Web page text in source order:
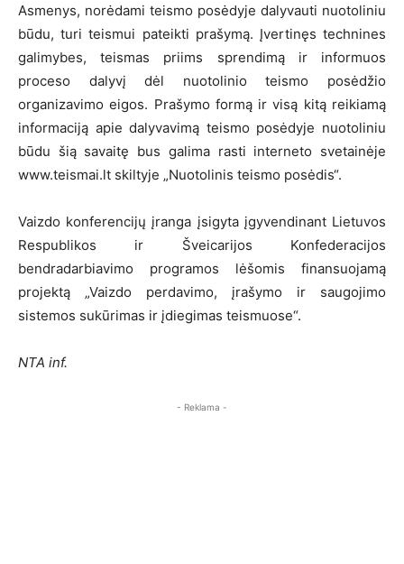
Asmenys, norėdami teismo posėdyje dalyvauti nuotoliniu
būdu, turi teismui pateikti prašymą. Įvertinęs technines
galimybes, teismas priims sprendimą ir informuos
proceso dalyvį dėl nuotolinio teismo posėdžio
organizavimo eigos. Prašymo formą ir visą kitą reikiamą
informaciją apie dalyvavimą teismo posėdyje nuotoliniu
būdu šią savaitę bus galima rasti interneto svetainėje
www.teismai.lt skiltyje „Nuotolinis teismo posėdis“.
Vaiz­do kon­fe­ren­ci­jų įran­ga įsigyta įgy­ven­di­nant Lietuvos
Respublikos ir Šveicarijos Konfederacijos
bendradarbiavimo programos lėšomis finansuojamą
projektą „Vaizdo perdavimo, įrašymo ir saugojimo
sistemos sukūrimas ir įdiegimas teismuose“.
NTA inf.
- Reklama -